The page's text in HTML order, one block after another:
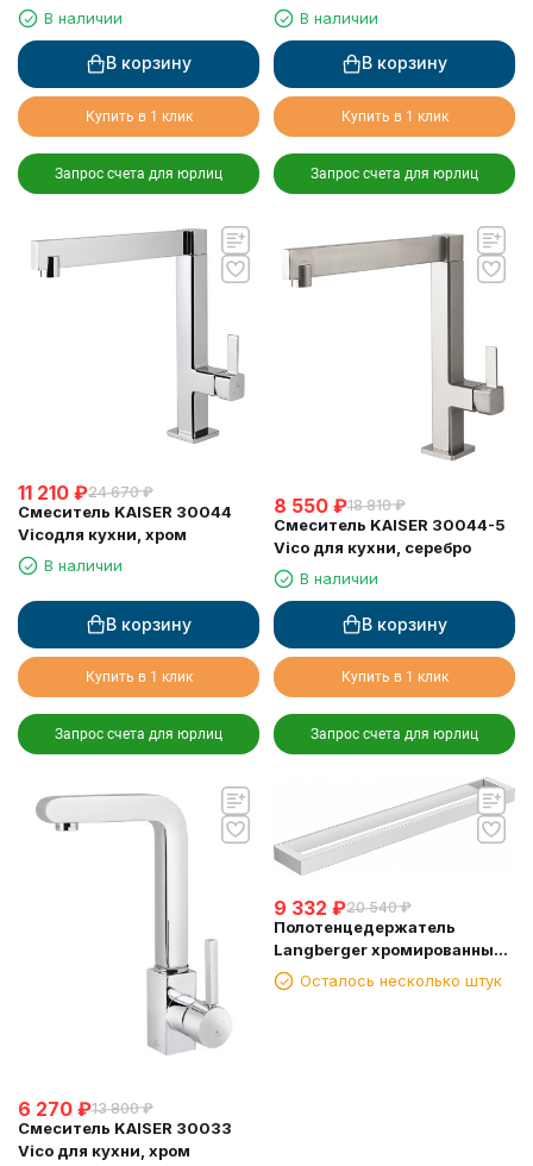
В наличии
В корзину
Купить в 1 клик
Запрос счета для юрлиц
В наличии
В корзину
Купить в 1 клик
Запрос счета для юрлиц
11 210 ₽24 670 ₽
Смеситель KAISER 30044
Vicoдля кухни, хром
В наличии
В корзину
Купить в 1 клик
Запрос счета для юрлиц
8 550 ₽18 810 ₽
Смеситель KAISER 30044-5
Vico для кухни, серебро
В наличии
В корзину
Купить в 1 клик
Запрос счета для юрлиц
6 270 ₽13 800 ₽
Смеситель KAISER 30033
Vico для кухни, хром
9 332 ₽20 540 ₽
Полотенцедержатель
Langberger хромированный
к стене одинарный 45 см
30001D
Осталось несколько штук